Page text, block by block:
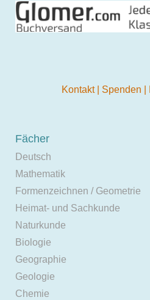
Kontakt Spenden
Fächer
Deutsch
Mathematik
Formenzeichnen / Geometrie
Heimat- und Sachkunde
Naturkunde
Biologie
Geographie
Geologie
Chemie